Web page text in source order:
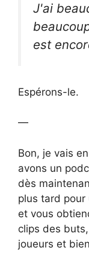
J'ai
est
Espérons-le.
—
Bon, je vais
avons un
dès
plus tard
et vous
clips des
joueurs et